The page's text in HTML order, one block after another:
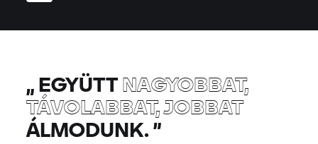
„EGYÜTTNAGYOBBAT,
TÁVOLABBAT, JOBBAT
ÁLMODUNK.”